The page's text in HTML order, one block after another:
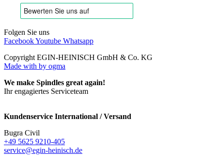
Folgen Sie uns
FacebookYoutube Whatsapp
Copyright EGIN-HEINISCH GmbH & Co. KG
Made with by ogma
We make Spindles great again!
Ihr engagiertes Serviceteam
Kundenservice International / Versand
Bugra Civil
+49 5625 9210-405
service@egin-heinisch.de